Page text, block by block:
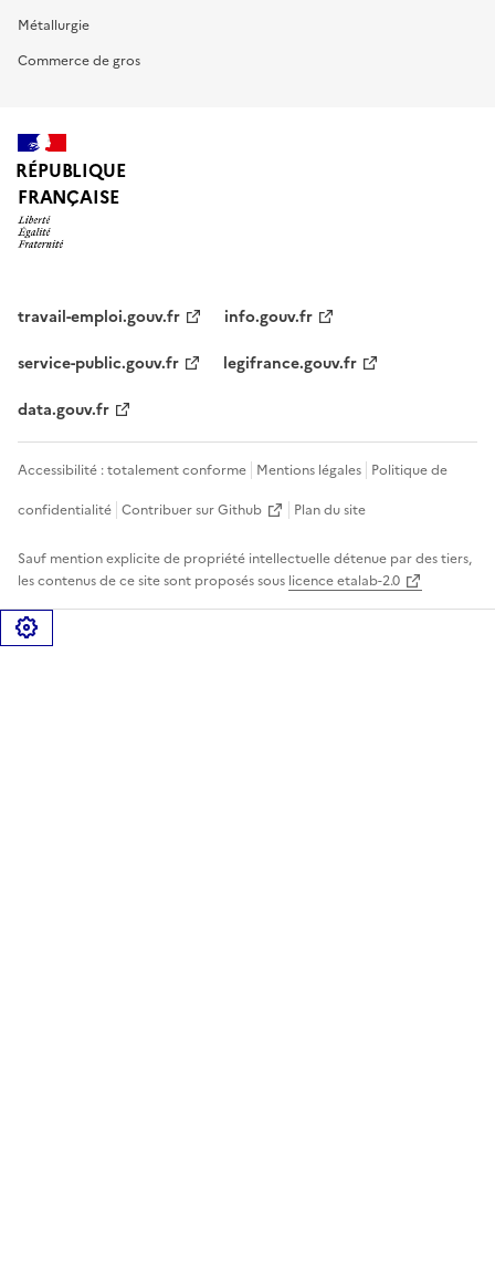
Métallurgie
Commerce de gros
RÉPUBLIQUE
FRANÇAISE
travail-emploi.gouv.fr
info.gouv.fr
service-public.gouv.fr
legifrance.gouv.fr
data.gouv.fr
Accessibilité : totalement conforme Mentions légales Politique de
confidentialité Contribuer sur Github Plan du site
Sauf mention explicite de propriété intellectuelle détenue par des tiers,
les contenus de ce site sont proposés sous licence etalab-2.0
Gérer les cookies